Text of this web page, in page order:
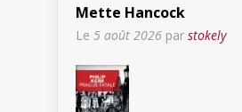
Mette Hancock
Le 5 août 2026 par stokely